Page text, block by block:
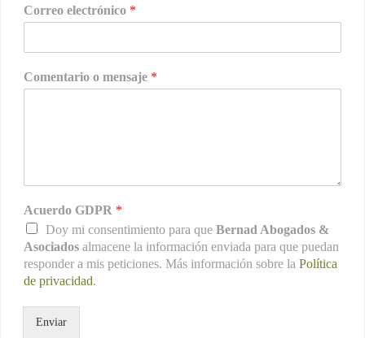
Correo electrónico *
Comentario o mensaje *
Acuerdo GDPR *
Doy mi consentimiento para que Bernad Abogados &
Asociadosalmacene la información enviada para que puedan
responder a mis peticiones. Más información sobre la Política
de privacidad.
Enviar